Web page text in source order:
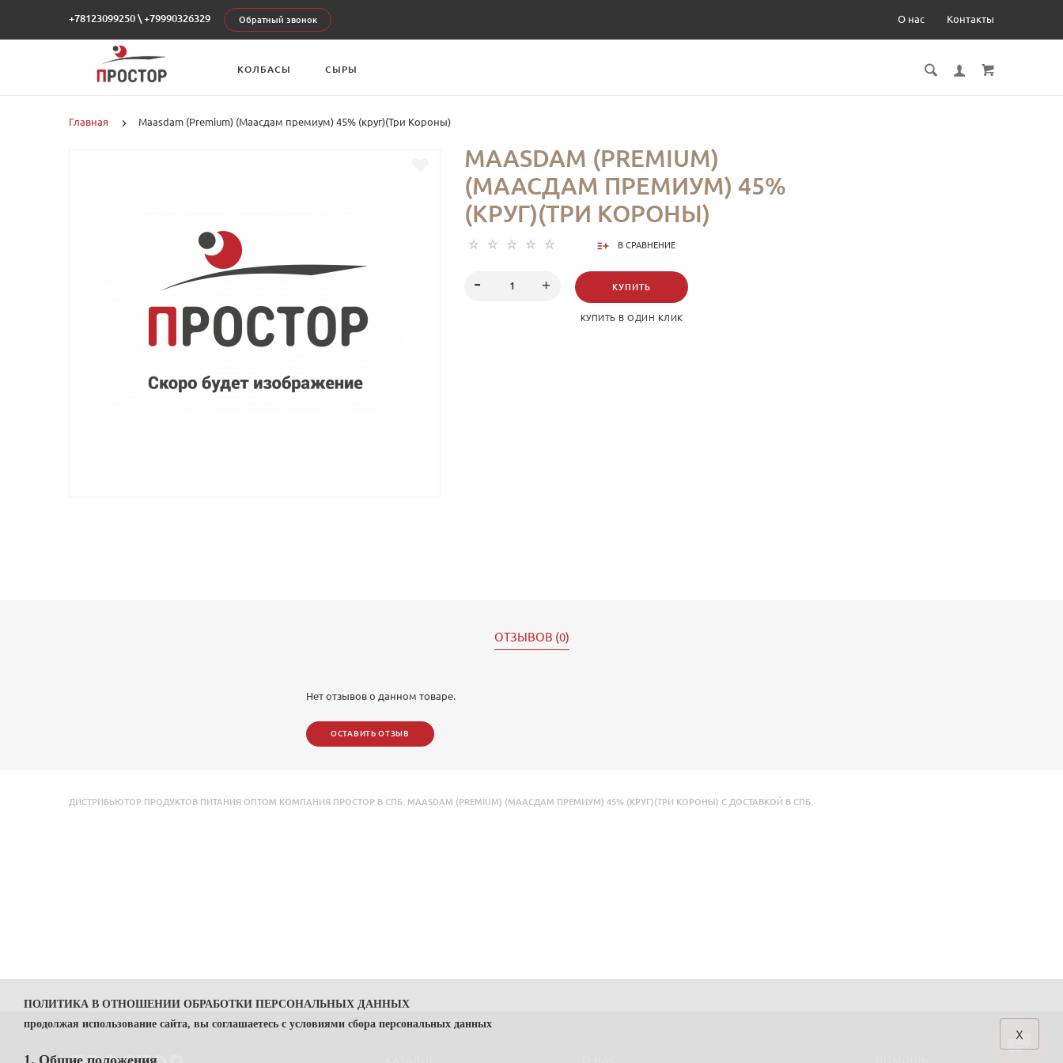
+78123099250 \ +79990326329 Обратный звонок О нас Контакты
КОЛБАСЫ СЫРЫ
Главная Maasdam (Premium) (Маасдам премиум) 45% (круг)(Три Короны)
MAASDAM (PREMIUM)
(МААСДАМ ПРЕМИУМ) 45%
(КРУГ)(ТРИ КОРОНЫ)
В СРАВНЕНИЕ
КУПИТЬ
КУПИТЬ В ОДИН КЛИК
ОТЗЫВОВ (0)
Нет отзывов о данном товаре.
ОСТАВИТЬ ОТЗЫВ
ДИСТРИБЬЮТОР ПРОДУКТОВ ПИТАНИЯ ОПТОМ КОМПАНИЯ ПРОСТОР В СПБ. MAASDAM (PREMIUM) (МААСДАМ ПРЕМИУМ) 45% (КРУГ)(ТРИ КОРОНЫ) С ДОСТАВКОЙ В СПБ.
ПОЛИТИКА В ОТНОШЕНИИ ОБРАБОТКИ ПЕРСОНАЛЬНЫХ ДАННЫХ
продолжая использование сайта, вы соглашаетесь с условиями сбора персональных данных
1. Общие положения
x